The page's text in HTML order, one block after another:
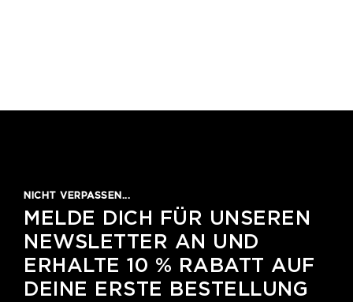
NICHT VERPASSEN...
MELDE DICH FÜR UNSEREN
NEWSLETTER AN UND
ERHALTE 10 % RABATT AUF
DEINE ERSTE BESTELLUNG